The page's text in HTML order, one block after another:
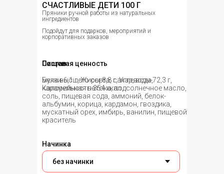
СЧАСТЛИВЫЕ ДЕТИ 100 Г
Пряники ручной работы из натуральных
ингредиентов
Подойдут для подарков, мероприятий и
корпоративных заказов
Начинка
мука высшего сорта, сахар, вода,
карамельная патока, подсолнечное масло,
соль, пищевая сода, аммоний, белок-
альбумин, корица, кардамон, гвоздика,
мускатный орех, имбирь, ванилин, пищевой
краситель
Состав
Пищевая ценность
Белки-6,1 г, Жиры-8,8 г, Углеводы-72,3 г,
Калорийность-354 ккал